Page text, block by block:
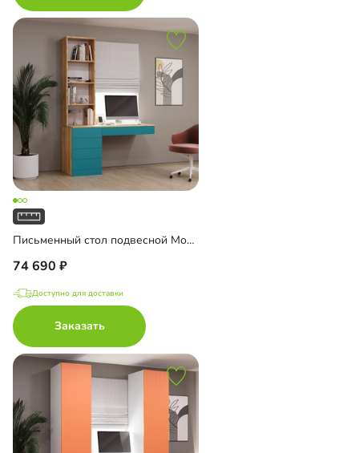
Письменный стол подвесной Мобаро-3
74 690
Доступно для доставки
Заказать